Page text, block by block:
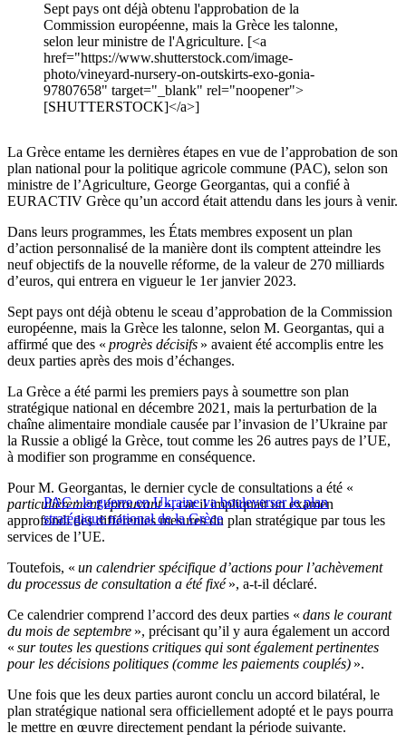
Sept pays ont déjà obtenu l'approbation de la
Commission européenne, mais la Grèce les talonne,
selon leur ministre de l'Agriculture. [<a
href="https://www.shutterstock.com/image-
photo/vineyard-nursery-on-outskirts-exo-gonia-
97807658" target="_blank" rel="noopener">
[SHUTTERSTOCK]</a>]
La Grèce entame les dernières étapes en vue de l’approbation de son
plan national pour la politique agricole commune (PAC), selon son
ministre de l’Agriculture, George Georgantas, qui a confié à
EURACTIV Grèce qu’un accord était attendu dans les jours à venir.
Dans leurs programmes, les États membres exposent un plan
d’action personnalisé de la manière dont ils comptent atteindre les
neuf objectifs de la nouvelle réforme, de la valeur de 270 milliards
d’euros, qui entrera en vigueur le 1er janvier 2023.
Sept pays ont déjà obtenu le sceau d’approbation de la Commission
européenne, mais la Grèce les talonne, selon M. Georgantas, qui a
affirmé que des « progrès décisifs » avaient été accomplis entre les
deux parties après des mois d’échanges.
La Grèce a été parmi les premiers pays à soumettre son plan
stratégique national en décembre 2021, mais la perturbation de la
chaîne alimentaire mondiale causée par l’invasion de l’Ukraine par
la Russie a obligé la Grèce, tout comme les 26 autres pays de l’UE,
à modifier son programme en conséquence.
PAC : la guerre en Ukraine va bouleverser le plan
stratégique national de la Grèce
Pour M. Georgantas, le dernier cycle de consultations a été «
particulièrement éprouvant», car il impliquait un examen
approfondi des différentes mesures du plan stratégique par tous les
services de l’UE.
Toutefois, « un calendrier spécifique d’actions pour l’achèvement
du processus de consultation a été fixé», a-t-il déclaré.
Ce calendrier comprend l’accord des deux parties « dans le courant
du mois de septembre », précisant qu’il y aura également un accord
« sur toutes les questions critiques qui sont également pertinentes
pour les décisions politiques (comme les paiements couplés) ».
Une fois que les deux parties auront conclu un accord bilatéral, le
plan stratégique national sera officiellement adopté et le pays pourra
le mettre en œuvre directement pendant la période suivante.